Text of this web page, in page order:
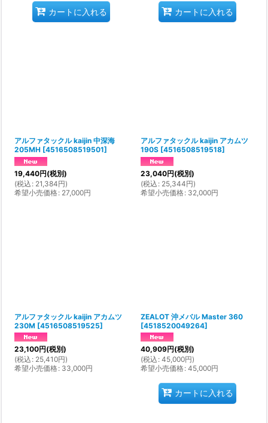
カートに入れる カートに入れる
アルファタックル kaijin 中深海
205MH [4516508519501]
19,440円(税別)
(税込 : 21,384円)
希望小売価格: 27,000円
アルファタックル kaijin アカムツ
190S [4516508519518]
23,040円(税別)
(税込 : 25,344円)
希望小売価格: 32,000円
アルファタックル kaijin アカムツ
230M [4516508519525]
23,100円(税別)
(税込 : 25,410円)
希望小売価格: 33,000円
ZEALOT 沖メバル Master 360
[4518520049264]
40,909円(税別)
(税込 : 45,000円)
希望小売価格: 45,000円
カートに入れる